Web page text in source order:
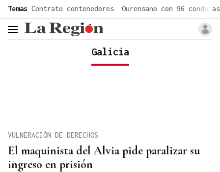
Temas Contrato contenedores Ourensano con 96 condenas
header.menu.open
Galicia
El maquinista del Alvia pide paralizar su
ingreso en prisión
VULNERACIÓN DE DERECHOS